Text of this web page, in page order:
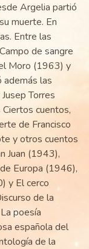
Argelia partió
muerte. En
Entre las
de sangre
Moro (1963) y
además las
Torres
cuentos,
de Francisco
y otros cuentos
Juan (1943),
Europa (1946),
y El cerco
de la
poesía
española del
de la